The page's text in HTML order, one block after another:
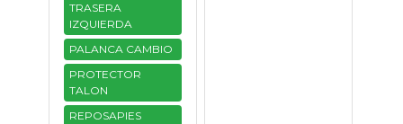
TRASERA
IZQUIERDA
PALANCA CAMBIO
PROTECTOR
TALON
REPOSAPIES